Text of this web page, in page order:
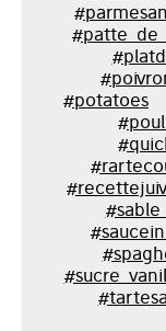
#parmesan_
#potatoes